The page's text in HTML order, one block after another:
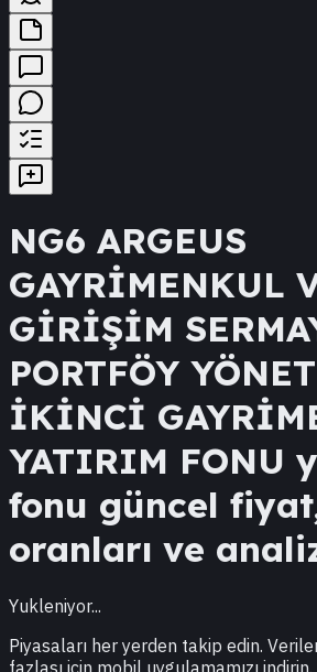
NG6 ARGEUS
GAYRİMENKUL
GİRİŞİM
PORTFÖY
İKİNCİ
YATIRIM FONU
fonu güncel
oranları ve
Yukleniyor...
Piyasaları her yerden takip edin.
fazlası için mobil uygulamamızı indirin.